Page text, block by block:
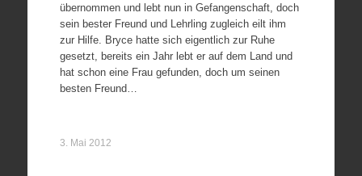
übernommen und lebt nun in Gefangenschaft, doch
sein bester Freund und Lehrling zugleich eilt ihm
zur Hilfe. Bryce hatte sich eigentlich zur Ruhe
gesetzt, bereits ein Jahr lebt er auf dem Land und
hat schon eine Frau gefunden, doch um seinen
besten Freund…
3. Mai 2012